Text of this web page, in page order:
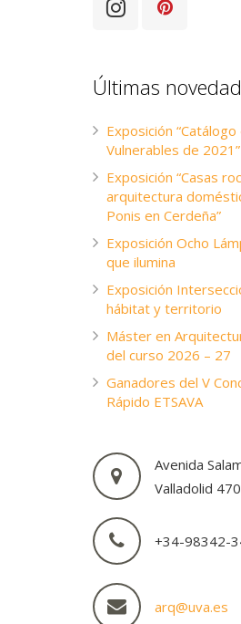
Últimas
Exposición
Vulnerables de 2021”
Exposición “Casas
arquitectura
Ponis en Cerdeña”
Exposición Ocho
que ilumina
Exposición
hábitat y territorio
Máster en
del curso 2026 – 27
Ganadores del V
Rápido ETSAVA
Avenida
Valladolid
+34-98342-
arq@uva.es